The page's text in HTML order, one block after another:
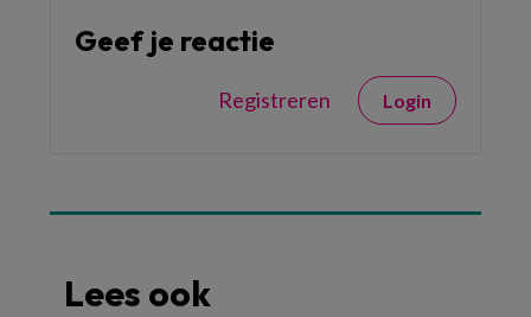
Geef je reactie
Registreren Login
Lees ook